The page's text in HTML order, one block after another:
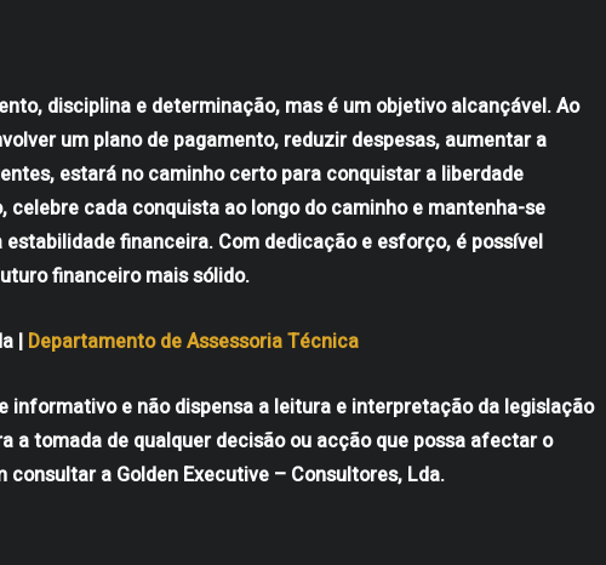
disciplina e determinação, mas é um objetivo alcançável. Ao
um plano de pagamento, reduzir despesas, aumentar a
estará no caminho certo para conquistar a liberdade
celebre cada conquista ao longo do caminho e mantenha-se
financeira. Com dedicação e esforço, é possível
financeiro mais sólido.
| Departamento de Assessoria Técnica
e não dispensa a leitura e interpretação da legislação
a tomada de qualquer decisão ou acção que possa afectar o
a Golden Executive – Consultores, Lda.